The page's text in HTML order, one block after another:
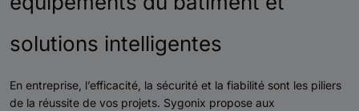
solutions intelligentes
En entreprise, l’efficacité, la sécurité et la fiabilité sont les piliers
de la réussite de vos projets. Sygonix propose aux